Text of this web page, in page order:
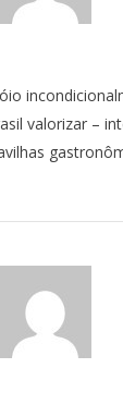
valorizar –